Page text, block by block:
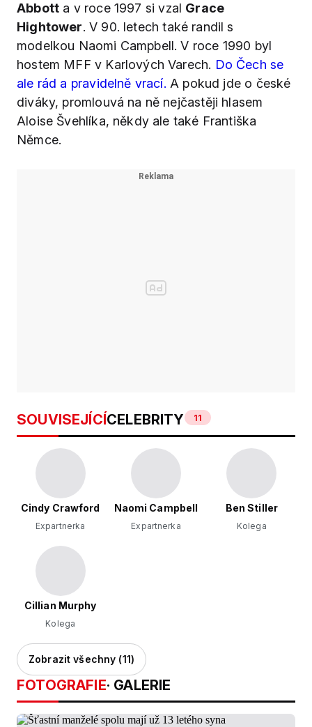
Abbott a v roce 1997 si vzal Grace
Hightower. V 90. letech také randil s
modelkou Naomi Campbell. V roce 1990 byl
hostem MFF v Karlových Varech. Do Čech se
ale rád a pravidelně vrací. A pokud jde o české
diváky, promlouvá na ně nejčastěji hlasem
Aloise Švehlíka, někdy ale také Františka
Němce.
SOUVISEJÍCÍCELEBRITY 11
Cindy Crawford
Expartnerka
Naomi Campbell
Expartnerka
Ben Stiller
Kolega
Cillian Murphy
Kolega
Zobrazit všechny (11)
FOTOGRAFIE· GALERIE